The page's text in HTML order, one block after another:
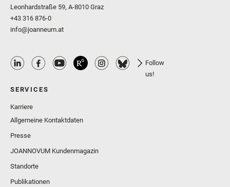
Leonhardstraße 59, A-8010 Graz
+43 316 876-0
info@joanneum.at
Follow
us!
SERVICES
Karriere
Allgemeine Kontaktdaten
Presse
JOANNOVUM Kundenmagazin
Standorte
Publikationen